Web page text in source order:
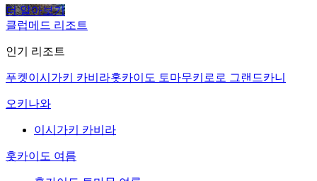
더 알아보기
클럽메드 리조트
인기 리조트
푸켓이시가키 카비라홋카이도 토마무키로로 그랜드카니
오키나와
이시가키 카비라
홋카이도 여름